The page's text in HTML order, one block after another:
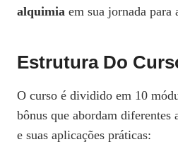
alquimia em sua jornada para
Estrutura Do
O curso é dividido em 10
bônus que abordam diferentes
e suas aplicações práticas: